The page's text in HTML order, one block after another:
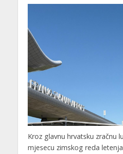
Kroz glavnu hrvatsku zračnu
mjesecu zimskog reda